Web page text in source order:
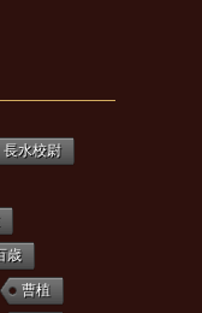
長水校尉
歳
曹植